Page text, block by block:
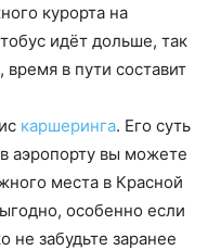
курорта на
идёт дольше, так
в пути составит
каршеринга. Его суть
аэропорту вы можете
места в Красной
особенно если
не забудьте заранее